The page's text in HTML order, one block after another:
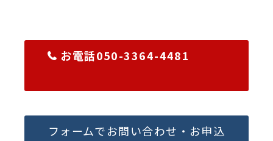
お電話050-3364-4481
フォームでお問い合わせ・お申込